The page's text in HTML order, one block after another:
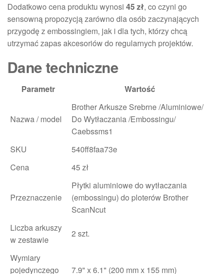
Dodatkowo cena produktu wynosi 45 zł, co czyni go
sensowną propozycją zarówno dla osób zaczynających
przygodę z embossingiem, jak i dla tych, którzy chcą
utrzymać zapas akcesoriów do regularnych projektów.
Dane techniczne
Parametr Wartość
Nazwa / model
Brother Arkusze Srebrne /Aluminiowe/
Do Wytłaczania /Embossingu/
Caebssms1
SKU
540ff8faa73e
Cena
45 zł
Przeznaczenie
Płytki aluminiowe do wytłaczania
(embossingu) do ploterów Brother
ScanNcut
Liczba arkuszy
w zestawie
2 szt.
Wymiary
pojedynczego
7.9" x 6.1" (200 mm x 155 mm)